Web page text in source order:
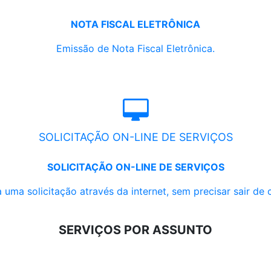
NOTA FISCAL ELETRÔNICA
Emissão de Nota Fiscal Eletrônica.
SOLICITAÇÃO ON-LINE DE SERVIÇOS
SOLICITAÇÃO ON-LINE DE SERVIÇOS
uma solicitação através da internet, sem precisar sair de
SERVIÇOS POR ASSUNTO